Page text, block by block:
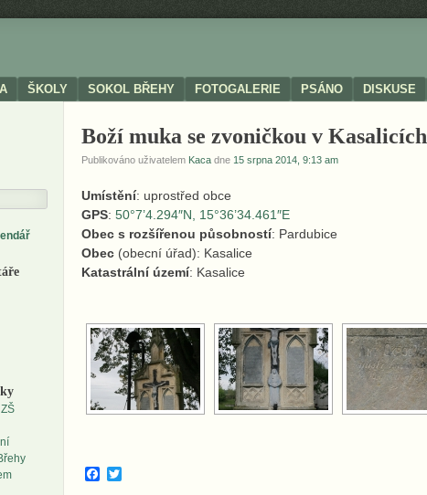
ŠKOLY SOKOL BŘEHY FOTOGALERIE PSÁNO DISKUSE
Boží muka se zvoničkou v Kasalicích
Publikováno uživatelem Kaca dne 15 srpna 2014, 9:13 am
Umístění: uprostřed obce
GPS: 50°7’4.294″N, 15°36’34.461″E
Obec s rozšířenou působností: Pardubice
Obec (obecní úřad): Kasalice
Katastrální území: Kasalice
Facebook